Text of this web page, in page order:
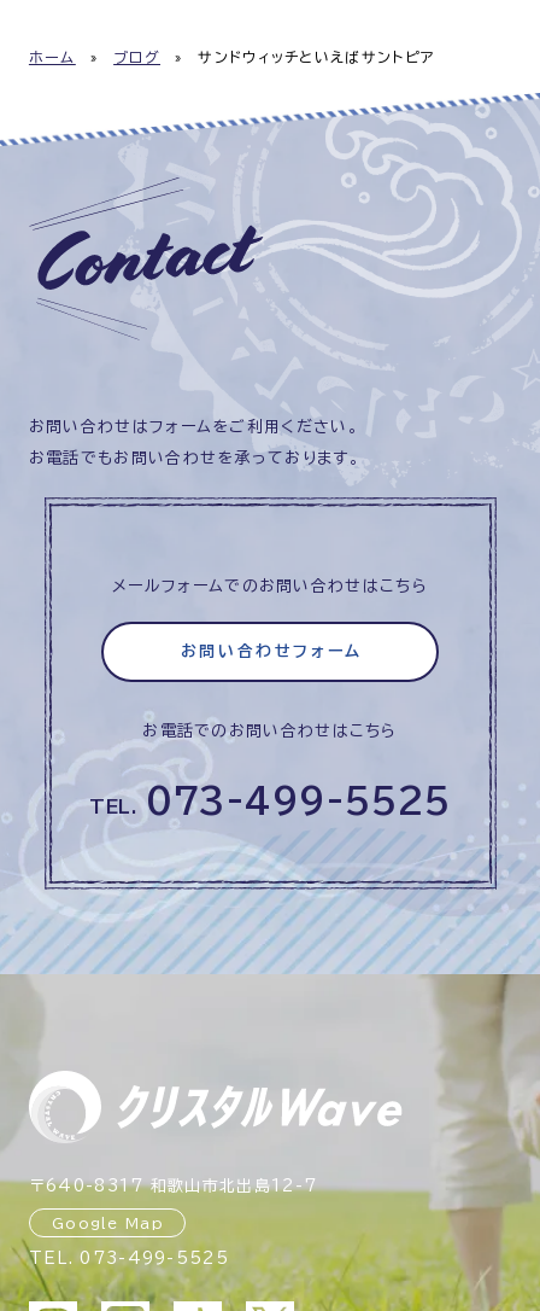
ホーム » ブログ » サンドウィッチといえばサントピア
お問い合わせはフォームをご利用ください。
お電話でもお問い合わせを承っております。
メールフォームでのお問い合わせはこちら
お問い合わせフォーム
お電話でのお問い合わせはこちら
TEL. 073-499-5525
〒640-8317 和歌山市北出島12-7
Google Map
TEL.073-499-5525